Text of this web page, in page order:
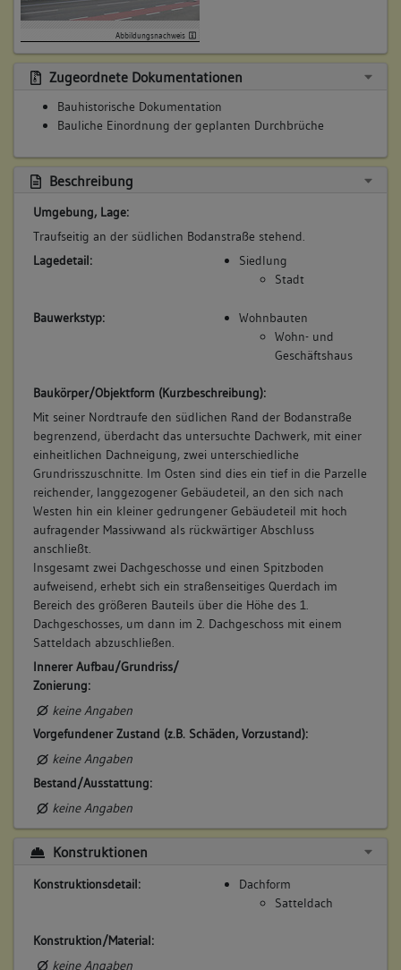
Abbildungsnachweis
Zugeordnete Dokumentationen
Bauhistorische Dokumentation
Bauliche Einordnung der geplanten Durchbrüche
Beschreibung
Umgebung, Lage:
Traufseitig an der südlichen Bodanstraße stehend.
Lagedetail:
Siedlung
Stadt
Bauwerkstyp:
Wohnbauten
Wohn- und
Geschäftshaus
Baukörper/Objektform (Kurzbeschreibung):
Mit seiner Nordtraufe den südlichen Rand der Bodanstraße
begrenzend, überdacht das untersuchte Dachwerk, mit einer
einheitlichen Dachneigung, zwei unterschiedliche
Grundrisszuschnitte. Im Osten sind dies ein tief in die Parzelle
reichender, langgezogener Gebäudeteil, an den sich nach
Westen hin ein kleiner gedrungener Gebäudeteil mit hoch
aufragender Massivwand als rückwärtiger Abschluss
anschließt.
Insgesamt zwei Dachgeschosse und einen Spitzboden
aufweisend, erhebt sich ein straßenseitiges Querdach im
Bereich des größeren Bauteils über die Höhe des 1.
Dachgeschosses, um dann im 2. Dachgeschoss mit einem
Satteldach abzuschließen.
Innerer Aufbau/Grundriss/
Zonierung:
keine Angaben
Vorgefundener Zustand (z.B. Schäden, Vorzustand):
keine Angaben
Bestand/Ausstattung:
keine Angaben
Konstruktionen
Konstruktionsdetail:
Dachform
Satteldach
Konstruktion/Material:
keine Angaben